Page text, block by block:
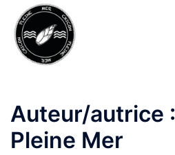
contenu
Auteur/autrice :
Pleine Mer